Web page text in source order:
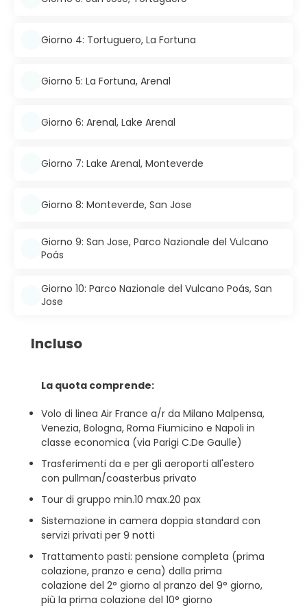
Giorno 4: Tortuguero, La Fortuna
Giorno 5: La Fortuna, Arenal
Giorno 6: Arenal, Lake Arenal
Giorno 7: Lake Arenal, Monteverde
Giorno 8: Monteverde, San Jose
Giorno 9: San Jose, Parco Nazionale del Vulcano
Poás
Giorno 10: Parco Nazionale del Vulcano Poás, San
Jose
Incluso
La quota comprende:
Volo di linea Air France a/r da Milano Malpensa,
Venezia, Bologna, Roma Fiumicino e Napoli in
classe economica (via Parigi C.De Gaulle)
Trasferimenti da e per gli aeroporti all'estero
con pullman/coasterbus privato
Tour di gruppo min.10 max.20 pax
Sistemazione in camera doppia standard con
servizi privati per 9 notti
Trattamento pasti: pensione completa (prima
colazione, pranzo e cena) dalla prima
colazione del 2° giorno al pranzo del 9° giorno,
più la prima colazione del 10° giorno